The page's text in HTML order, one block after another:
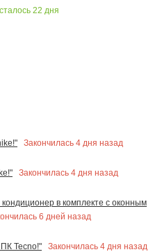
22 дня
Закончилась 4 дня назад
Закончилась 4 дня назад
в комплекте с оконным
6 дней назад
Tecno!"
Закончилась 4 дня назад